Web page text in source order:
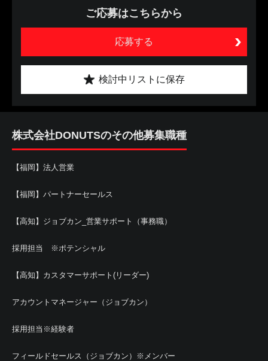
ご応募はこちらから
応募する
検討中リストに保存
株式会社DONUTSのその他募集職種
【福岡】法人営業
【福岡】パートナーセールス
【高知】ジョブカン_営業サポート（事務職）
採用担当 ※ポテンシャル
【高知】カスタマーサポート(リーダー)
アカウントマネージャー（ジョブカン）
採用担当※経験者
フィールドセールス（ジョブカン）※メンバー